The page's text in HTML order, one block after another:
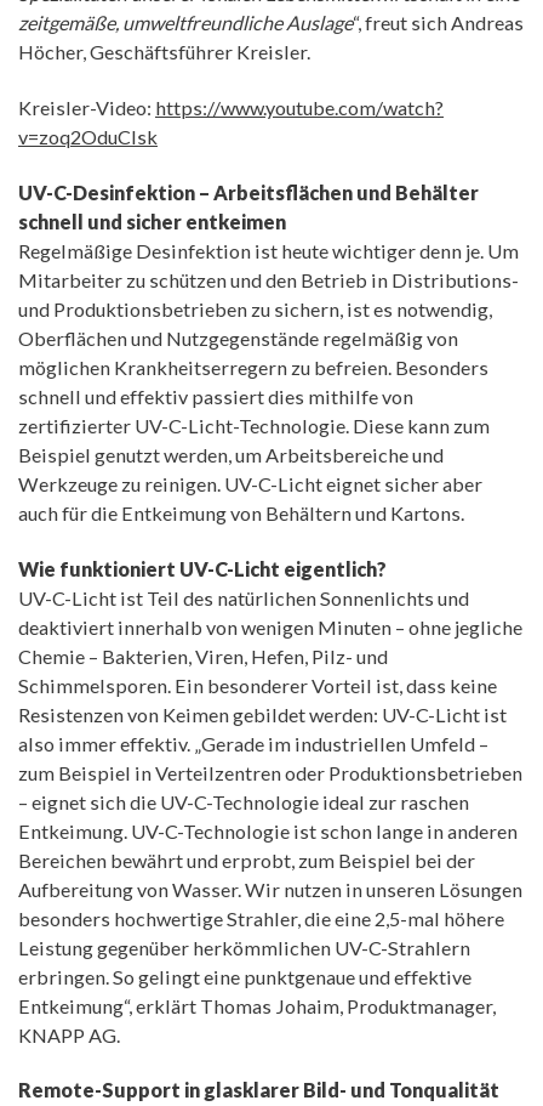
zeitgemäße, umweltfreundliche Auslage“, freut sich Andreas
Höcher, Geschäftsführer Kreisler.
Kreisler-Video: https://www.youtube.com/watch?
v=zoq2OduClsk
UV-C-Desinfektion – Arbeitsflächen und Behälter
schnell und sicher entkeimen
Regelmäßige Desinfektion ist heute wichtiger denn je. Um
Mitarbeiter zu schützen und den Betrieb in Distributions-
und Produktionsbetrieben zu sichern, ist es notwendig,
Oberflächen und Nutzgegenstände regelmäßig von
möglichen Krankheitserregern zu befreien. Besonders
schnell und effektiv passiert dies mithilfe von
zertifizierter UV-C-Licht-Technologie. Diese kann zum
Beispiel genutzt werden, um Arbeitsbereiche und
Werkzeuge zu reinigen. UV-C-Licht eignet sicher aber
auch für die Entkeimung von Behältern und Kartons.
Wie funktioniert UV-C-Licht eigentlich?
UV-C-Licht ist Teil des natürlichen Sonnenlichts und
deaktiviert innerhalb von wenigen Minuten – ohne jegliche
Chemie – Bakterien, Viren, Hefen, Pilz- und
Schimmelsporen. Ein besonderer Vorteil ist, dass keine
Resistenzen von Keimen gebildet werden: UV-C-Licht ist
also immer effektiv. „Gerade im industriellen Umfeld –
zum Beispiel in Verteilzentren oder Produktionsbetrieben
– eignet sich die UV-C-Technologie ideal zur raschen
Entkeimung. UV-C-Technologie ist schon lange in anderen
Bereichen bewährt und erprobt, zum Beispiel bei der
Aufbereitung von Wasser. Wir nutzen in unseren Lösungen
besonders hochwertige Strahler, die eine 2,5-mal höhere
Leistung gegenüber herkömmlichen UV-C-Strahlern
erbringen. So gelingt eine punktgenaue und effektive
Entkeimung“, erklärt Thomas Johaim, Produktmanager,
KNAPP AG.
Remote-Support in glasklarer Bild- und Tonqualität